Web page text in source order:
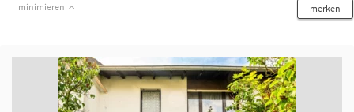
minimieren merken